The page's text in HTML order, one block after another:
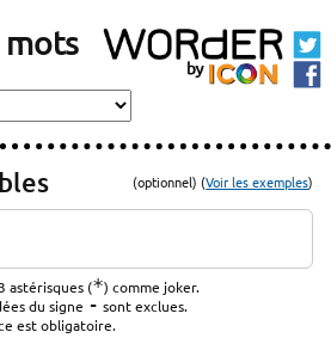
mots
(optionnel) (Voir les exemples)
astérisques (*) comme joker.
du signe - sont exclues.
est obligatoire.